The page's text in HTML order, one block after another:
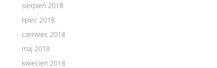
sierpień 2018
lipiec 2018
czerwiec 2018
maj 2018
kwiecień 2018